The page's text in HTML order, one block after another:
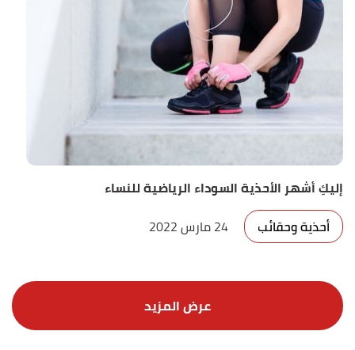
إليكِ أشهر الأحذية السوداء الرياضية للنساء
أحذية وحقائب
24 مارس 2022